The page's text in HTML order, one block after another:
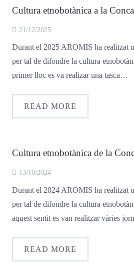
Receptes amb safrà
Contacte
Cultura etnobotànica a la
21/12/2025
Durant el 2025 AROMIS ha realitzat
per tal de difondre la cultura
primer lloc es va realizar una tasca…
READ MORE
Cultura etnobotànica de la
13/10/2024
Durant el 2024 AROMIS ha realitzat
per tal de difondre la cultura
aquest sentit es van realitzar vàries
READ MORE